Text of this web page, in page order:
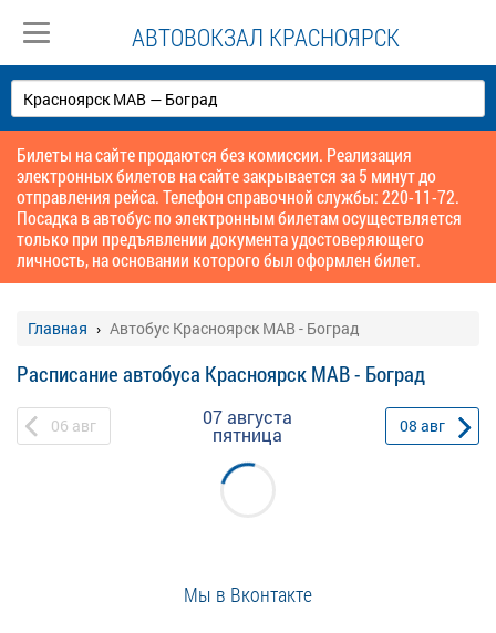
АВТОВОКЗАЛ КРАСНОЯРСК
Билеты на сайте продаются без комиссии. Реализация
электронных билетов на сайте закрывается за 5 минут до
отправления рейса. Телефон справочной службы: 220-11-72.
Посадка в автобус по электронным билетам осуществляется
только при предъявлении документа удостоверяющего
личность, на основании которого был оформлен билет.
Главная Автобус Красноярск МАВ - Боград
Расписание автобуса Красноярск МАВ - Боград
06 авг 07 августа
пятница 08 авг
Мы в Вконтакте